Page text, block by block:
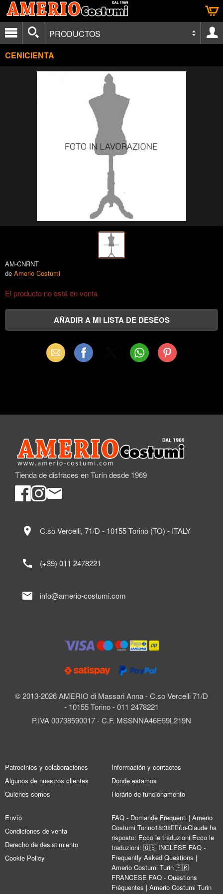
PRODUCTOS
CENICIENTA
AM-CNRNT
de Amerio Costumi
El producto no está en venta
Email Facebook WhatsAppPinterest
Tienda de disfraces en Turín desde 1969
© 2013-2026 AMERIO di Massari Anna - C.so Vercelli 71/D
- 10155 Torino - 011 2478221
P.IVA 00738590017 - C.F. MSSNNA46E59L219N
location_on C.so Vercelli, 71/D - 10155 Torino (TO) - ITALY
call (+39) 011 2478221
mail info@amerio-costumi.com
Patrocinios y colaboraciones
Algunos de nuestros clientes
Quiénes somos
Información y contactos
Donde estamos
Horário de funcionamento
Envío
Condiciones de venta
Derecho de desistimiento
Cookie Policy
FAQ - Domande Frequenti | Amerio
Costumi Torino18:38Claude ha
risposto: Ecco le traduzioni:Ecco le
traduzioni: 🇬🇧 INGLESE FAQ -
Frequently Asked Questions |
Amerio Costumi Turin 🇫🇷
FRANCESE FAQ - Questions
Fréquentes | Amerio Costumi Turin